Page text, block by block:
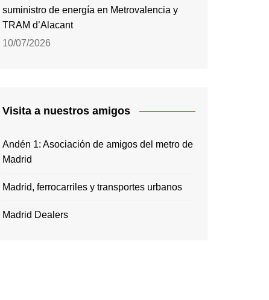
suministro de energía en Metrovalencia y
TRAM d’Alacant
10/07/2026
Visita a nuestros amigos
Andén 1: Asociación de amigos del metro de
Madrid
Madrid, ferrocarriles y transportes urbanos
Madrid Dealers